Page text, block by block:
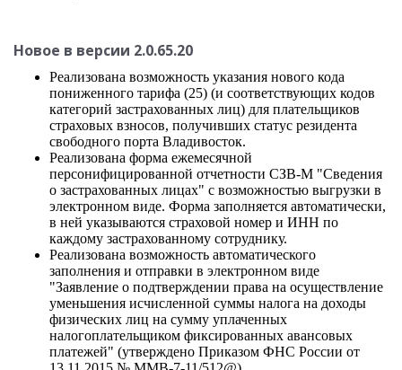
Новое в версии 2.0.65.20
Реализована возможность указания нового кода
пониженного тарифа (25) (и соответствующих кодов
категорий застрахованных лиц) для плательщиков
страховых взносов, получивших статус резидента
свободного порта Владивосток.
Реализована форма ежемесячной
персонифицированной отчетности СЗВ-М "Сведения
о застрахованных лицах" с возможностью выгрузки в
электронном виде. Форма заполняется автоматически,
в ней указываются страховой номер и ИНН по
каждому застрахованному сотруднику.
Реализована возможность автоматического
заполнения и отправки в электронном виде
"Заявление о подтверждении права на осуществление
уменьшения исчисленной суммы налога на доходы
физических лиц на сумму уплаченных
налогоплательщиком фиксированных авансовых
платежей" (утверждено Приказом ФНС России от